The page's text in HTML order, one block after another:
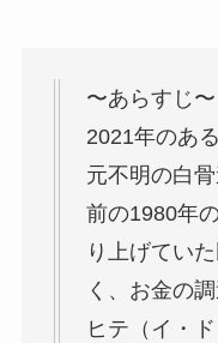
〜あらすじ〜
2021年のあ
元不明の白
前の1980年
り上げてい
く、お金の
ヒテ（イ・